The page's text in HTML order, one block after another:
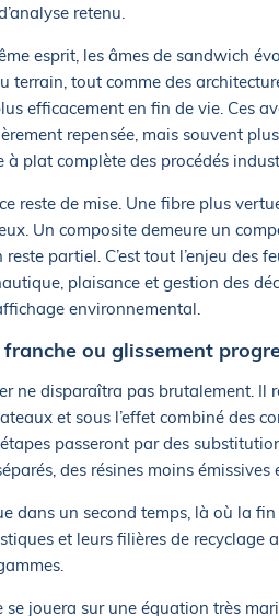
retenu.
esprit, les âmes de sandwich
terrain, tout comme des
efficacement en fin de vie. Ces
repensée, mais souvent
à plat complète des procédés
reste de mise. Une fibre plus
Un composite demeure un
reste partiel. C’est tout l’enjeu
plaisance et gestion des
environnemental.
ou glissement
ne disparaîtra pas brutalement. Il
et sous l’effet combiné des
passeront par des
des résines moins
dans un second temps, là où la
et leurs filières de recyclage
se jouera sur une équation très